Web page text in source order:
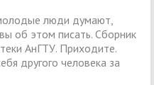
люди думают,
об этом писать. Сборник
АнГТУ. Приходите.
другого человека за